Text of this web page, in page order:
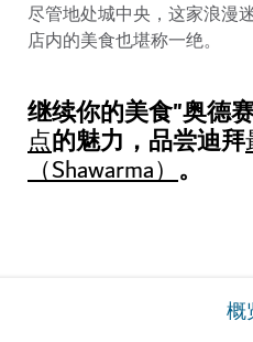
尽管地处城中央，这家浪漫
店内的美食也堪称一绝。
继续你的美食"奥德
点的魅力，品尝迪拜
（Shawarma）。
概